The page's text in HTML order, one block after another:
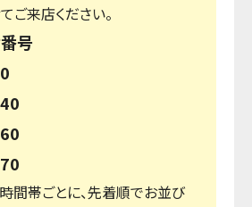
ご来店ください。
号
間帯ごとに、先着順でお並び